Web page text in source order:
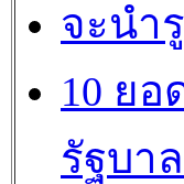
จะนำ
10 ย
รัฐบา